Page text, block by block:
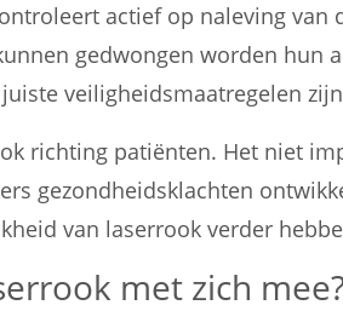
actief op naleving
gedwongen worden hun
veiligheidsmaatregelen
richting patiënten. Het niet
gezondheidsklachten
van laserrook verder
met zich